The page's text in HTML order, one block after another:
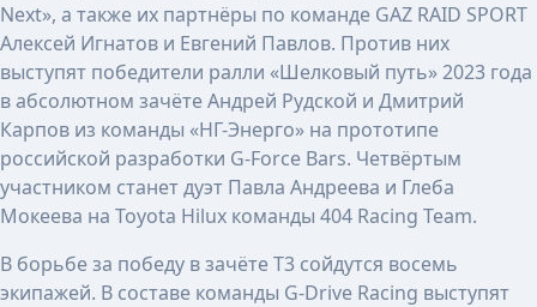
Next», а также их партнёры по команде GAZ RAID SPORT
Алексей Игнатов и Евгений Павлов. Против них
выступят победители ралли «Шелковый путь» 2023 года
в абсолютном зачёте Андрей Рудской и Дмитрий
Карпов из команды «НГ-Энерго» на прототипе
российской разработки G-Force Bars. Четвёртым
участником станет дуэт Павла Андреева и Глеба
Мокеева на Toyota Hilux команды 404 Racing Team.
В борьбе за победу в зачёте T3 сойдутся восемь
экипажей. В составе команды G-Drive Racing выступят